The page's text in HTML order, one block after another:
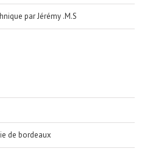
par Jérémy .M.S
de bordeaux